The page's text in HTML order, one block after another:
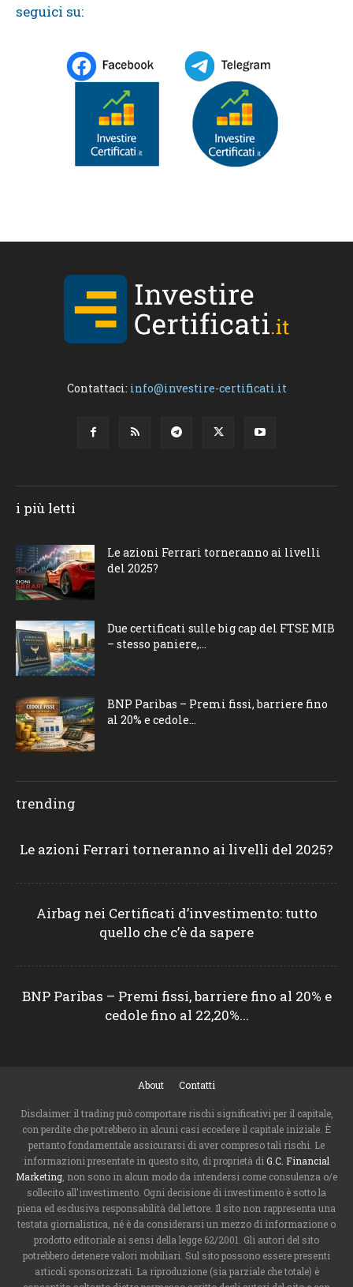
seguici su:
Contattaci: info@investire-certificati.it
i più letti
Le azioni Ferrari torneranno ai livelli
del 2025?
Due certificati sulle big cap del FTSE MIB
– stesso paniere,...
BNP Paribas – Premi fissi, barriere fino
al 20% e cedole...
trending
Le azioni Ferrari torneranno ai livelli del 2025?
Airbag nei Certificati d’investimento: tutto
quello che c’è da sapere
BNP Paribas – Premi fissi, barriere fino al 20% e
cedole fino al 22,20%...
About Contatti
Disclaimer: il trading può comportare rischi significativi per il capitale,
con perdite che potrebbero in alcuni casi eccedere il capitale iniziale. È
pertanto fondamentale assicurarsi di aver compreso tali rischi. Le
informazioni presentate in questo sito, di proprietà di G.C. Financial
Marketing , non sono in alcun modo da intendersi come consulenza o/e
sollecito all'investimento. Ogni decisione di investimento è sotto la
piena ed esclusiva responsabilità del lettore. Il sito non rappresenta una
testata giornalistica, né è da considerarsi un mezzo di informazione o
prodotto editoriale ai sensi della legge 62/2001. Gli autori del sito
potrebbero detenere valori mobiliari. Sul sito possono essere presenti
articoli sponsorizzati. La riproduzione (sia parziale che totale) è